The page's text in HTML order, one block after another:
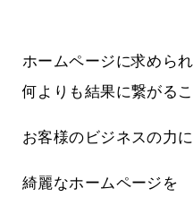
ホームページに求めら
何よりも結果に繋がるこ
お客様のビジネスの力
綺麗なホームページを